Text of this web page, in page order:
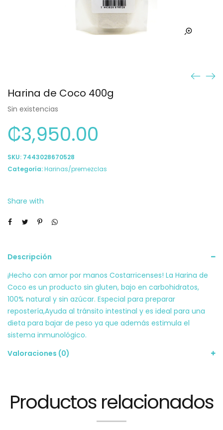
Harina de Coco 400g
Sin existencias
₡3,950.00
SKU: 7443028670528
Categoría:Harinas/premezclas
Share with
Descripción
¡Hecho con amor por manos Costarricenses! La Harina de
Coco es un producto sin gluten, bajo en carbohidratos,
100% natural y sin azúcar. Especial para preparar
repostería,Ayuda al tránsito intestinal y es ideal para una
dieta para bajar de peso ya que además estimula el
sistema inmunológico.
Valoraciones (0)
Productos relacionados